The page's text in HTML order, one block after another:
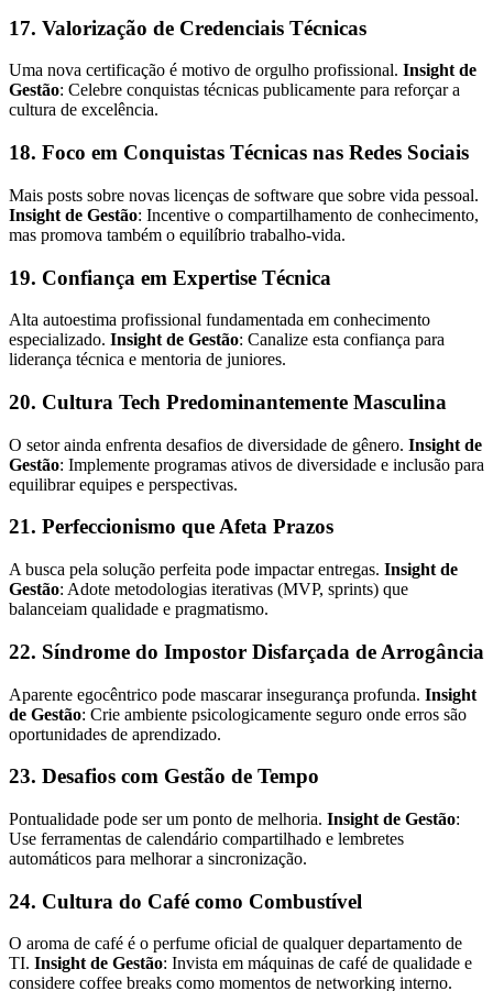
17. Valorização de Credenciais Técnicas
Uma nova certificação é motivo de orgulho profissional. Insight de
Gestão: Celebre conquistas técnicas publicamente para reforçar a
cultura de excelência.
18. Foco em Conquistas Técnicas nas Redes Sociais
Mais posts sobre novas licenças de software que sobre vida pessoal.
Insight de Gestão: Incentive o compartilhamento de conhecimento,
mas promova também o equilíbrio trabalho-vida.
19. Confiança em Expertise Técnica
Alta autoestima profissional fundamentada em conhecimento
especializado. Insight de Gestão: Canalize esta confiança para
liderança técnica e mentoria de juniores.
20. Cultura Tech Predominantemente Masculina
O setor ainda enfrenta desafios de diversidade de gênero. Insight de
Gestão: Implemente programas ativos de diversidade e inclusão para
equilibrar equipes e perspectivas.
21. Perfeccionismo que Afeta Prazos
A busca pela solução perfeita pode impactar entregas. Insight de
Gestão: Adote metodologias iterativas (MVP, sprints) que
balanceiam qualidade e pragmatismo.
22. Síndrome do Impostor Disfarçada de Arrogância
Aparente egocêntrico pode mascarar insegurança profunda. Insight
de Gestão: Crie ambiente psicologicamente seguro onde erros são
oportunidades de aprendizado.
23. Desafios com Gestão de Tempo
Pontualidade pode ser um ponto de melhoria. Insight de Gestão:
Use ferramentas de calendário compartilhado e lembretes
automáticos para melhorar a sincronização.
24. Cultura do Café como Combustível
O aroma de café é o perfume oficial de qualquer departamento de
TI. Insight de Gestão: Invista em máquinas de café de qualidade e
considere coffee breaks como momentos de networking interno.